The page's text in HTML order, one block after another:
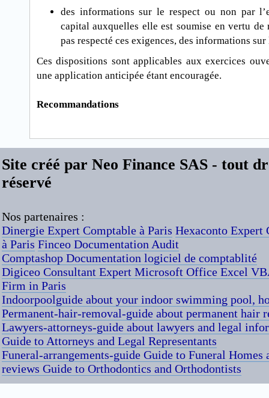
des informations sur le respect ou non par
capital auxquelles elle est soumise en vertu de
pas respecté ces exigences, des informations
Ces dispositions sont applicables aux exercices
une application anticipée étant encouragée.
Recommandations
Site créé par Neo Finance SAS - tout
réservé
Nos partenaires :
Dinergie Expert Comptable à Paris Hexaconto Expert
à Paris Finceo Documentation Audit
Comptashop Documentation logiciel de comptablité
Digiceo Consultant Expert Microsoft Office Excel
Firm in Paris
Indoorpoolguide about your indoor swimming pool,
Permanent-hair-removal-guide about permanent hair
Lawyers-attorneys-guide about lawyers and legal
Guide to Attorneys and Legal Representants
Funeral-arrangements-guide Guide to Funeral Homes
reviews Guide to Orthodontics and Orthodontists